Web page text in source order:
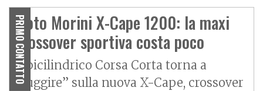
PRIMO CONTATTO
Moto Morini X-Cape 1200: la maxi
crossover sportiva costa poco
Il bicilindrico Corsa Corta torna a
“ruggire” sulla nuova X-Cape, crossover